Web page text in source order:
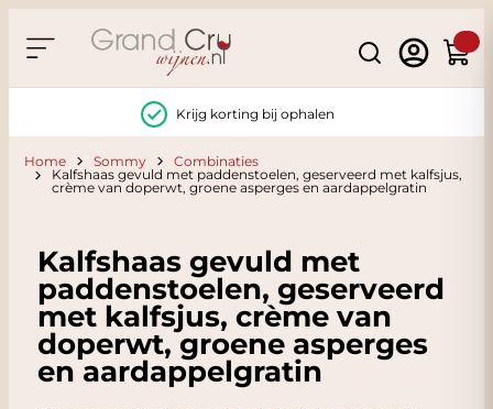
Search
Krijg korting bij ophalen
Home Sommy
Combinaties
Kalfshaas gevuld met paddenstoelen, geserveerd met kalfsjus,
crème van doperwt, groene asperges en aardappelgratin
Kalfshaas gevuld met
paddenstoelen, geserveerd
met kalfsjus, crème van
doperwt, groene asperges
en aardappelgratin